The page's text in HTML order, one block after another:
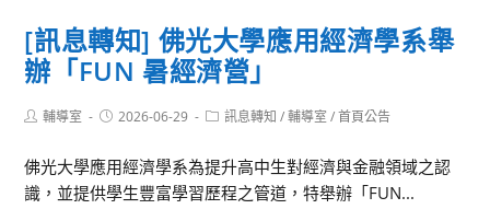
報
名
知
國
立
北
技
大
[訊息轉知] 佛光大學應用經濟學系舉
辦「FUN 暑經濟營」
Post輔導室
Post2026-06-29
Post訊息轉知 / 輔導室 / 首頁公告
佛光大學應用經濟學系為提升高中生對經濟與金融領域之認
識，並提供學生豐富學習歷程之管道，特舉辦「FUN...